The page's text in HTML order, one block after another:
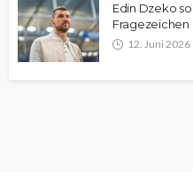
Edin Dzeko
Fragezeichen
12. Juni 2026